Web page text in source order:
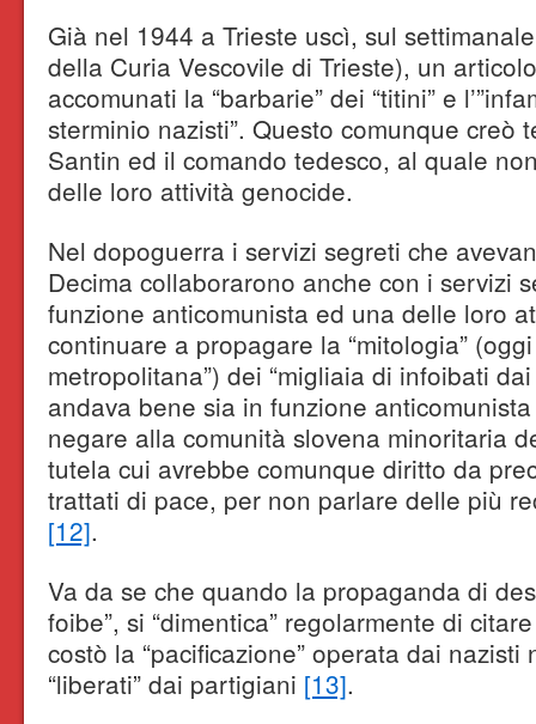
Già nel 1944 a Trieste uscì, sul settimanale
della Curia Vescovile di Trieste), un
accomunati la “barbarie” dei “titini” e
sterminio nazisti”. Questo comunque creò
Santin ed il comando tedesco, al quale
delle loro attività genocide.
Nel dopoguerra i servizi segreti che
Decima collaborarono anche con i servizi
funzione anticomunista ed una delle loro
continuare a propagare la “mitologia”
metropolitana”) dei “migliaia di infoibati
andava bene sia in funzione
negare alla comunità slovena minoritaria
tutela cui avrebbe comunque diritto da
trattati di pace, per non parlare delle più
[12].
Va da se che quando la propaganda di
foibe”, si “dimentica” regolarmente di
costò la “pacificazione” operata dai
“liberati” dai partigiani [13].